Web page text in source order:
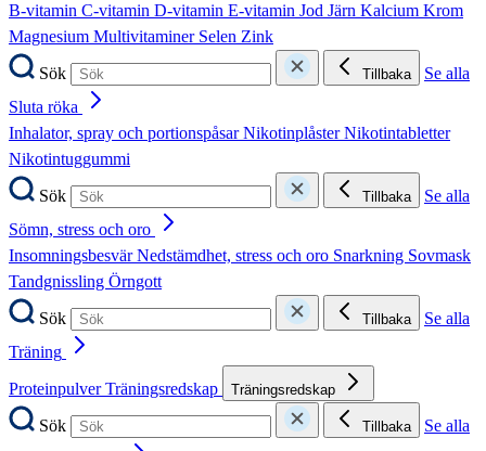
B-vitamin C-vitamin D-vitamin E-vitamin Jod Järn Kalcium Krom
Magnesium Multivitaminer Selen Zink
Sök
Tillbaka
Se alla
Sluta röka
Inhalator, spray och portionspåsarNikotinplåsterNikotintabletter
Nikotintuggummi
Sök
Tillbaka
Se alla
Sömn, stress och oro
InsomningsbesvärNedstämdhet, stress och oro Snarkning Sovmask
Tandgnissling Örngott
Sök
Tillbaka
Se alla
Träning
ProteinpulverTräningsredskap Träningsredskap
Sök Tillbaka
Se alla